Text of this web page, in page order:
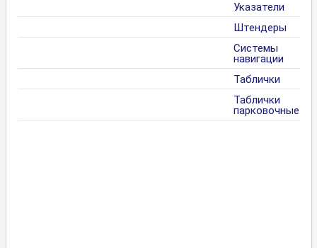
Указатели
Штендеры
Системы
навигации
Таблички
Таблички
парковочные